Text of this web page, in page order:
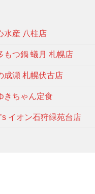
水産 八柱店
もつ鍋 蟻月 札幌店
成瀬 札幌伏古店
きちゃん定食
イオン石狩緑苑台店